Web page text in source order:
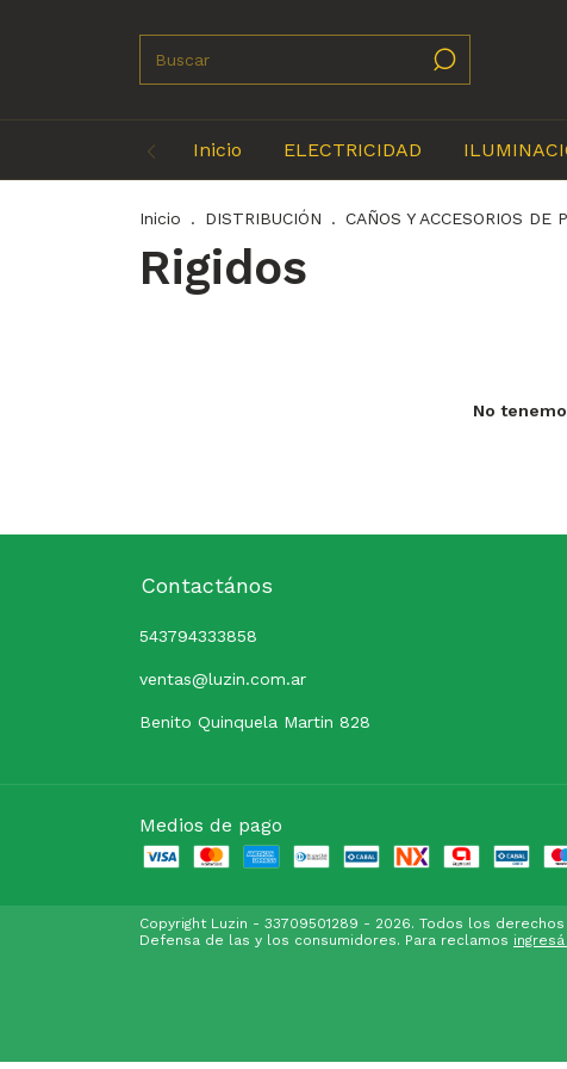
Inicio ELECTRICIDAD
Inicio . DISTRIBUCIÓN . CAÑOS Y ACCESORIOS DE
Rigidos
No
Contactános
543794333858
ventas@luzin.com.ar
Benito Quinquela Martin 828
Medios de pago
Copyright Luzin - 33709501289 - 2026. Todos los
Defensa de las y los consumidores. Para reclamos